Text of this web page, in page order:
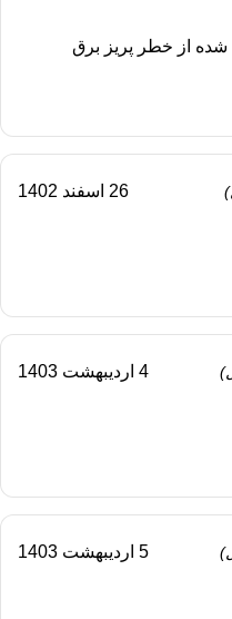
شده از خطر پریز برق
26 اسفند 1402
4 اردیبهشت 1403
5 اردیبهشت 1403